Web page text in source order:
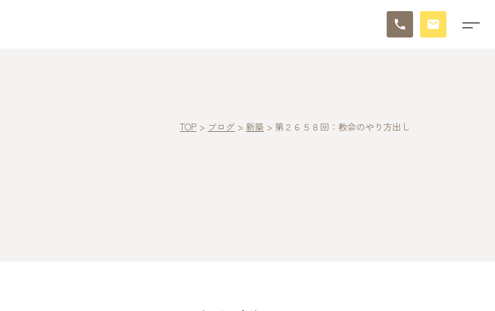
TOP > ブログ > 新築 > 第２６５８回：教会のやり方出し